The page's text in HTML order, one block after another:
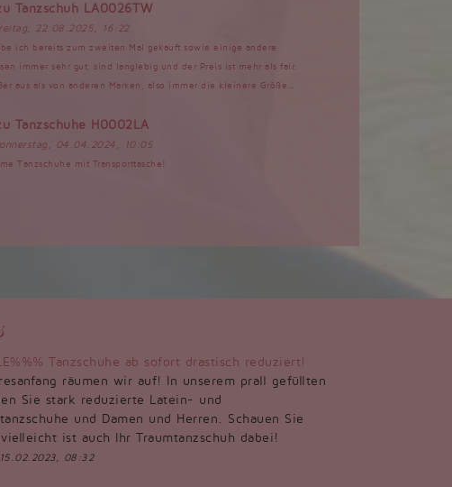
Tanzschuh LA0026TW
22.08.2025, 16:22
ich bereits zum zweiten Mal gekauft sowie einige andere
immer sehr gut, sind langlebig und der Preis ist mehr als fair.
aus als von anderen Marken, also immer die kleinere Größe...
Tanzschuhe H0002LA
04.04.2024, 10:05
Tanzschuhe mit Transporttasche!
Tanzschuhe ab sofort drastisch reduziert!
räumen wir auf! In unserem prall gefüllten
Sie stark reduzierte Latein- und
und Damen und Herren. Schauen Sie
ist auch Ihr Traumtanzschuh dabei!
08:32